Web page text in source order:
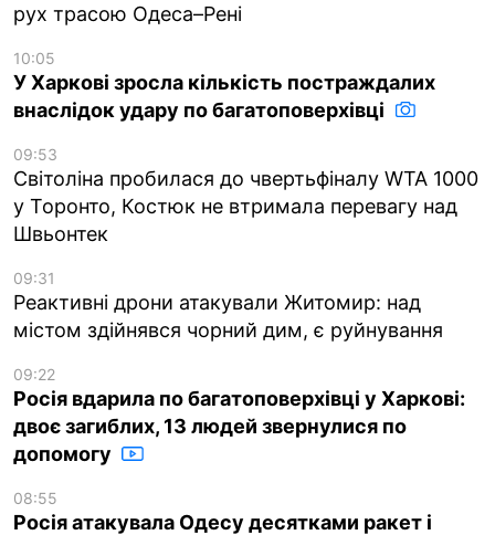
рух трасою Одеса–Рені
10:05
У Харкові зросла кількість постраждалих
внаслідок удару по багатоповерхівці
09:53
Світоліна пробилася до чвертьфіналу WTA 1000
у Торонто, Костюк не втримала перевагу над
Швьонтек
09:31
Реактивні дрони атакували Житомир: над
містом здійнявся чорний дим, є руйнування
09:22
Росія вдарила по багатоповерхівці у Харкові:
двоє загиблих, 13 людей звернулися по
допомогу
08:55
Росія атакувала Одесу десятками ракет і